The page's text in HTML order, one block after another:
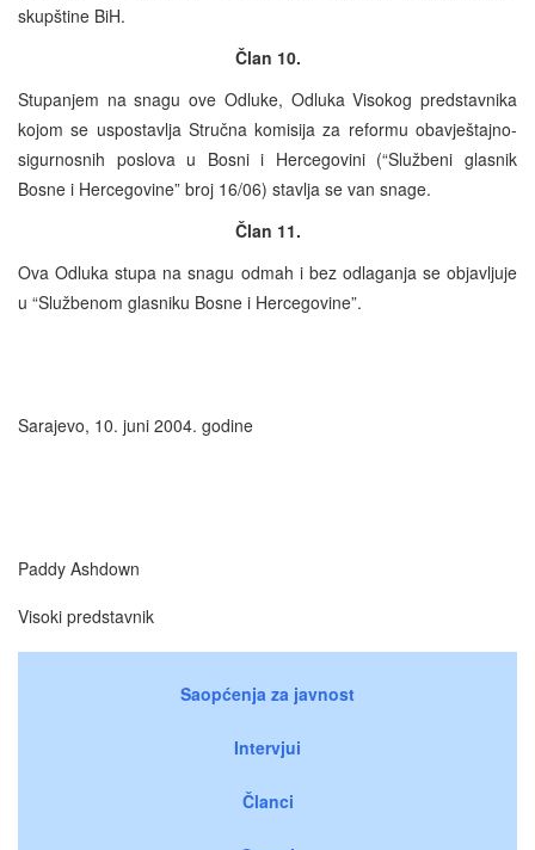
skupštine BiH.
Član 10.
Stupanjem na snagu ove Odluke, Odluka Visokog predstavnika
kojom se uspostavlja Stručna komisija za reformu obavještajno-
sigurnosnih poslova u Bosni i Hercegovini (“Službeni glasnik
Bosne i Hercegovine” broj 16/06) stavlja se van snage.
Član 11.
Ova Odluka stupa na snagu odmah i bez odlaganja se objavljuje
u “Službenom glasniku Bosne i Hercegovine”.
Sarajevo, 10. juni 2004. godine
Paddy Ashdown
Visoki predstavnik
Saopćenja za javnost
Intervjui
Članci